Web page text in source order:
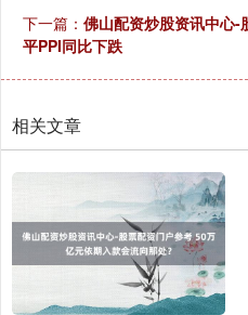
下一篇： 佛山配资炒股资讯中心-
平PPI同比下跌
相关文章